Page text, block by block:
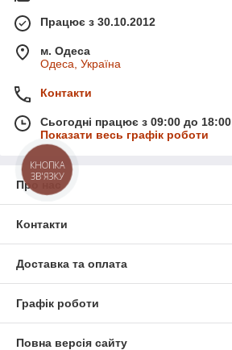
Працює з 30.10.2012
м. Одеса
Одеса, Україна
Контакти
Сьогодні працює з 09:00 до 18:00
Показати весь графік роботи
Про нас
Контакти
Доставка та оплата
Графік роботи
Повна версія сайту
КНОПКА
ЗВ'ЯЗКУ